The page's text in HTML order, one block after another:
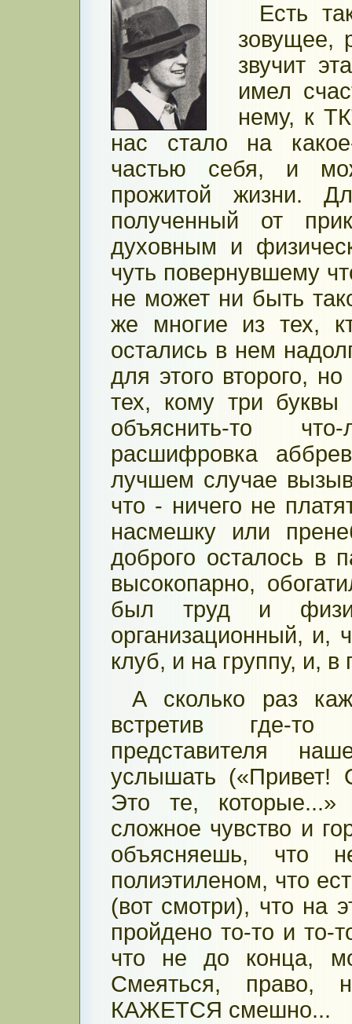
Есть
зовущее,
звучит
имел
нему, к
нас стало на
частью себя, и
прожитой жизни.
полученный от
духовным и
чуть повернувшему
не может ни быть
же многие из тех,
остались в нем
для этого второго,
тех, кому три
объяснить-то
расшифровка
лучшем случае
что - ничего не
насмешку или
доброго осталось в
высокопарно,
был труд и
организационный, и,
клуб, и на группу, и,
А сколько раз
встретив где-
представителя
услышать («Привет!
Это те, которые...»
сложное чувство и
объясняешь,
полиэтиленом, что
(вот смотри), что на
пройдено то-то и то-
что не до конца,
Смеяться, право,
КАЖЕТСЯ смешно...